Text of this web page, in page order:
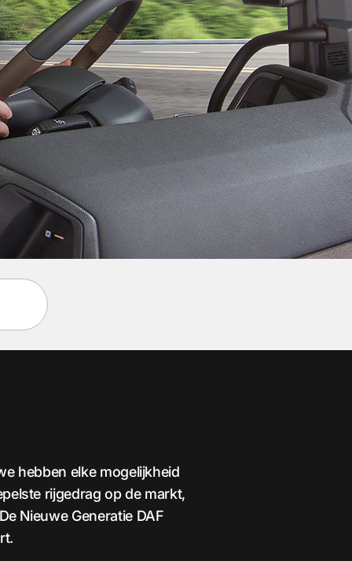
hebben elke mogelijkheid
rijgedrag op de markt,
Nieuwe Generatie DAF